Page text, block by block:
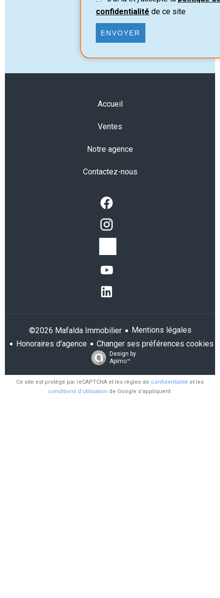
confidentialité de ce site
ENVOYER
Accueil
Ventes
Notre agence
Contactez-nous
©2026 Mafalda Immobilier
Mentions légales
Honoraires d'agence
Changer ses préférences cookies
Design by
Apimo™
Ce site est protégé par reCAPTCHA et les règles de confidentialité et les
conditions d'utilisation de Google s'appliquent.